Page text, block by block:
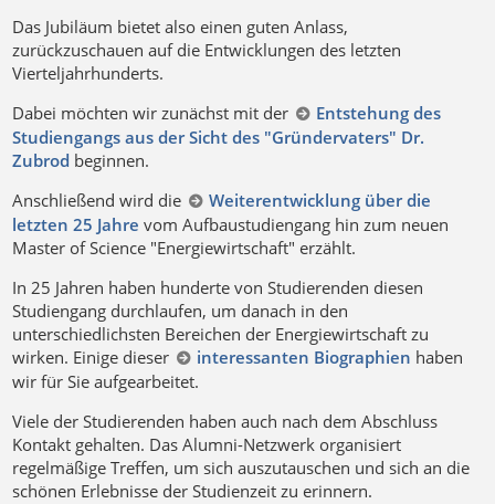
Das Jubiläum bietet also einen guten Anlass,
zurückzuschauen auf die Entwicklungen des letzten
Vierteljahrhunderts.
Dabei möchten wir zunächst mit der
Entstehung des
Studiengangs aus der Sicht des "Gründervaters" Dr.
Zubrod beginnen.
Anschließend wird die
Weiterentwicklung über die
letzten 25 Jahre vom Aufbaustudiengang hin zum neuen
Master of Science "Energiewirtschaft" erzählt.
In 25 Jahren haben hunderte von Studierenden diesen
Studiengang durchlaufen, um danach in den
unterschiedlichsten Bereichen der Energiewirtschaft zu
wirken. Einige dieser
interessanten Biographien haben
wir für Sie aufgearbeitet.
Viele der Studierenden haben auch nach dem Abschluss
Kontakt gehalten. Das Alumni-Netzwerk organisiert
regelmäßige Treffen, um sich auszutauschen und sich an die
schönen Erlebnisse der Studienzeit zu erinnern.